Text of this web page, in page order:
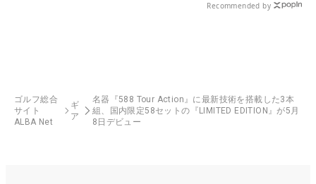
Recommended by
ゴルフ総合
サイト
ALBA Net
ギ
ア
名器『588 Tour Action』に最新技術を搭載した3本
組、国内限定58セットの『LIMITED EDITION』が5月
8日デビュー